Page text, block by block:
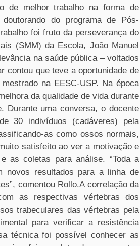
de melhor trabalho na forma de
do programa de Pós-
foi fruto da perseverança do
(SMM) da Escola, João Manuel
na saúde pública – voltados
contou que teve a oportunidade de
na EESC-USP. Na época
da qualidade de vida durante
Durante uma conversa, o docente
30 indivíduos (cadáveres) pela
as como ossos normais,
satisfeito ao ver a motivação e
as coletas para análise. “Toda a
novos resultados para a linha de
comentou Rollo.A correlação da
as respectivas vértebras dos
trabeculares das vértebras pela
para verificar a resistência
técnica foi possível conhecer as